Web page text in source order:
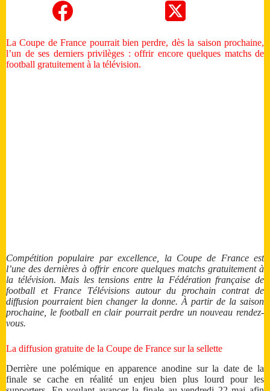
La Coupe de France pourrait bien perdre, dès la saison prochaine,
l’un de ses derniers privilèges : offrir encore quelques matchs de
football gratuitement à la télévision.
Compétition populaire par excellence, la Coupe de France est
l’une des dernières à offrir encore quelques matchs gratuitement à
la télévision. Mais les tensions entre la Fédération française de
football et France Télévisions autour du prochain contrat de
diffusion pourraient bien changer la donne. À partir de la saison
prochaine, le football en clair pourrait perdre un nouveau rendez-
vous.
La diffusion gratuite de la Coupe de France sur la sellette
Derrière une polémique en apparence anodine sur la date de la
finale se cache en réalité un enjeu bien plus lourd pour les